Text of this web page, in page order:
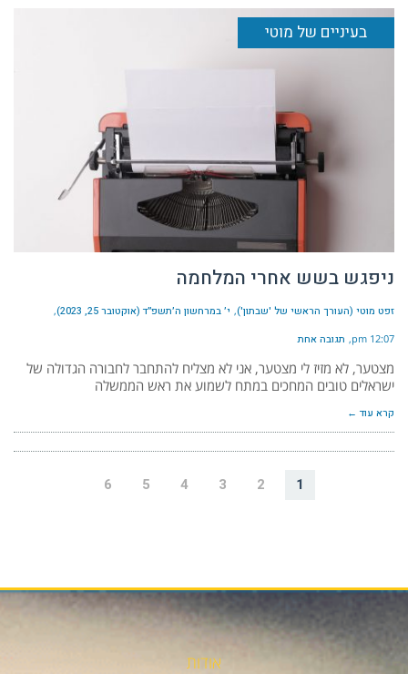
בעיניים של מוטי
ניפגש בשש אחרי המלחמה
זפט מוטי (העורך הראשי של 'שבתון') י׳ במרחשון ה׳תשפ״ד (אוקטובר 25, 2023)
12:07 pm תגובה אחת
מצטער, לא מזיז לי מצטער, אני לא מצליח להתחבר לחבורה הגדולה של
ישראלים טובים המחכים במתח לשמוע את ראש הממשלה
קרא עוד ←
1
2
3
4
5
6
אודות